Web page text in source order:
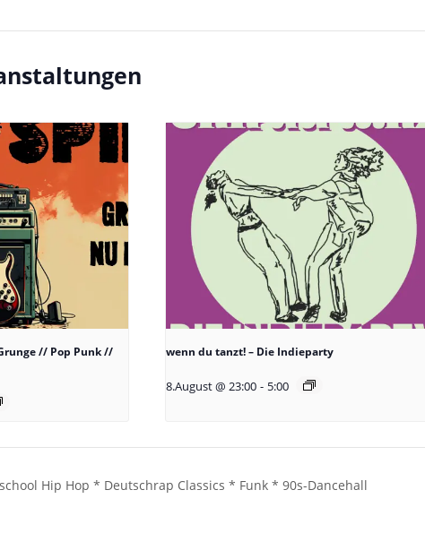
// Pop Punk //
wenn du tanzt! – Die Indieparty
8.August @ 23:00 - 5:00
Hip Hop * Deutschrap Classics * Funk * 90s-Dancehall